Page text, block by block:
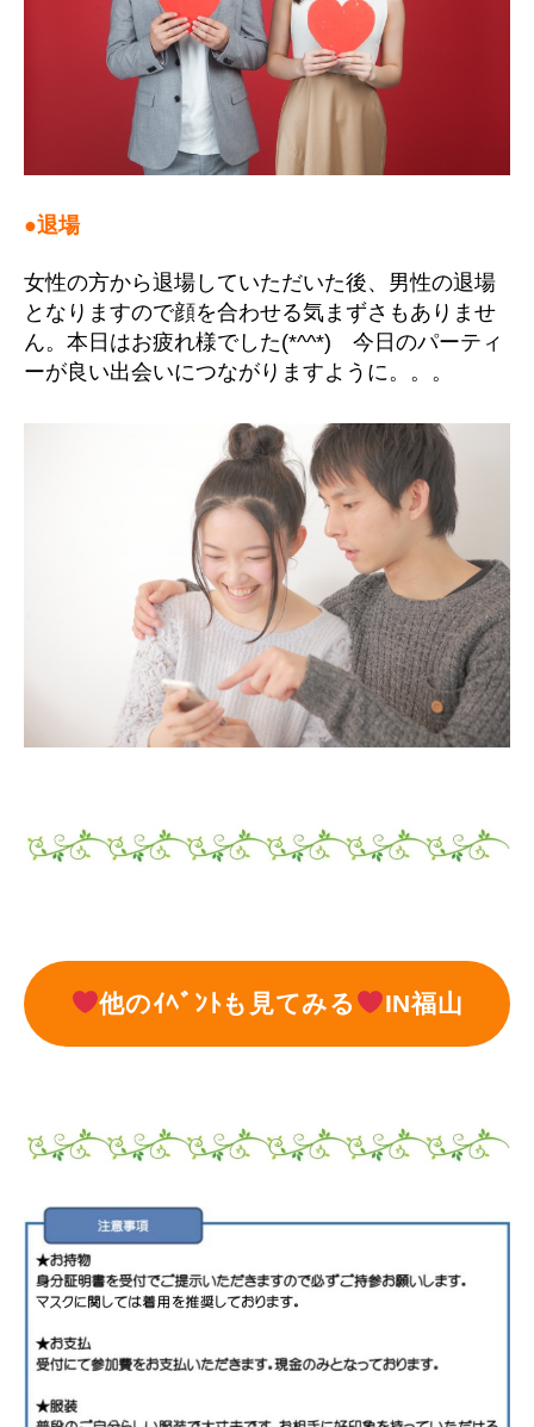
●退場
女性の方から退場していただいた後、男性の退場
となりますので顔を合わせる気まずさもありませ
ん。本日はお疲れ様でした(*^^*) 今日のパーティ
ーが良い出会いにつながりますように。。。
他のｲﾍﾞﾝﾄも見てみる IN福山